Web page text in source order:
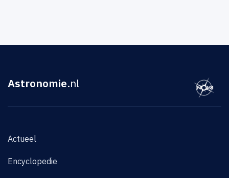
Astronomie.nl
Actueel
Encyclopedie